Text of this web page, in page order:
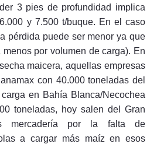
3 pies de profundidad implica
y 7.500 t/buque. En el caso
pérdida puede ser menor ya que
por volumen de carga). En
maicera, aquellas empresas
con 40.000 toneladas del
en Bahía Blanca/Necochea
toneladas, hoy salen del Gran
mercadería por la falta de
a cargar más maíz en esos